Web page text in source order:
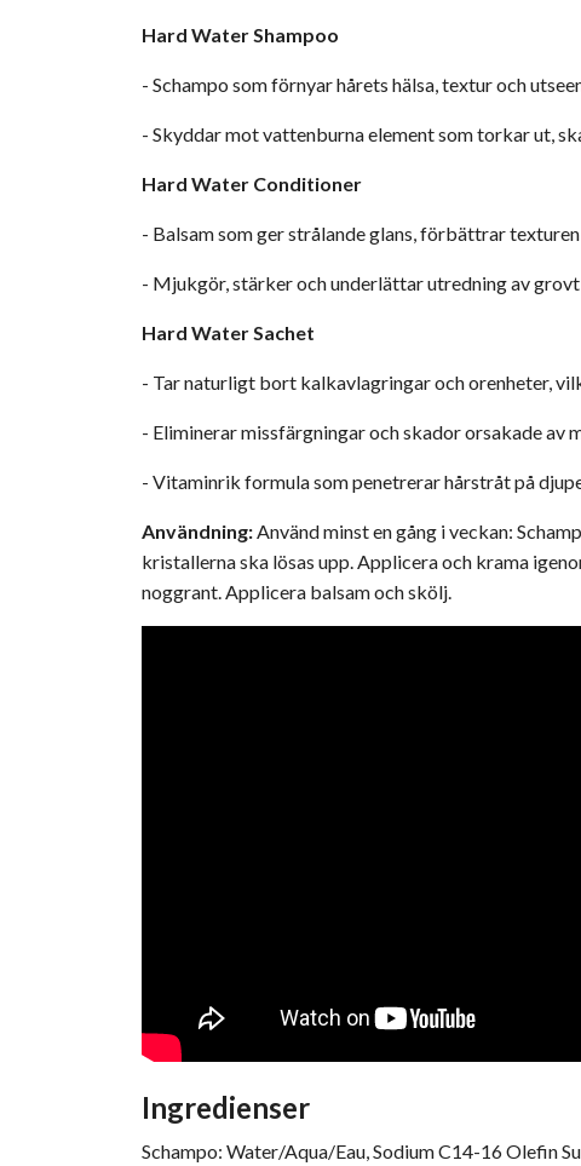
Hard Water Shampoo
- Schampo som förnyar hårets hälsa, textur och
- Skyddar mot vattenburna element som torkar ut,
Hard Water Conditioner
- Balsam som ger strålande glans, förbättrar
- Mjukgör, stärker och underlättar utredning av
Hard Water Sachet
- Tar naturligt bort kalkavlagringar och orenheter,
- Eliminerar missfärgningar och skador orsakade av
- Vitaminrik formula som penetrerar hårstråt på
Användning:Använd minst en gång i veckan:
kristallerna ska lösas upp. Applicera och krama
noggrant. Applicera balsam och skölj.
Ingredienser
Schampo: Water/Aqua/Eau, Sodium C14-16 Olefin